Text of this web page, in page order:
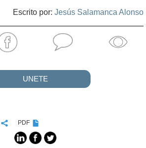
Escrito por: Jesús Salamanca Alonso
UNETE
PDF